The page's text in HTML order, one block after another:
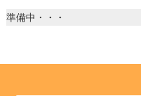
準備中・・・